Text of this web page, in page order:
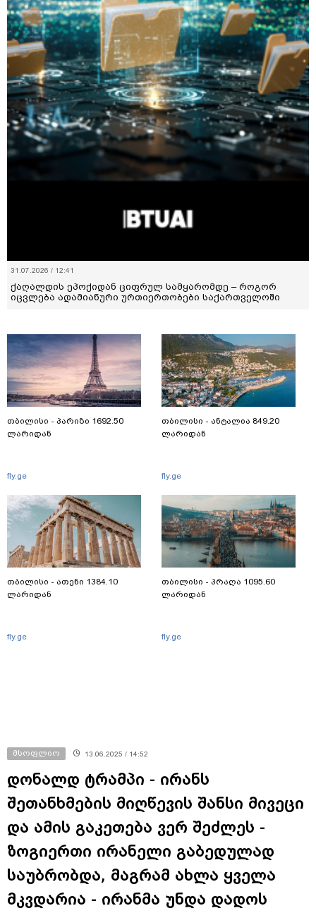
31.07.2026 / 12:41
ქაღალდის ეპოქიდან ციფრულ სამყარომდე – როგორ
იცვლება ადამიანური ურთიერთობები საქართველოში
თბილისი - პარიზი 1692.50
ლარიდან
fly.ge
თბილისი - ათენი 1384.10
ლარიდან
fly.ge
თბილისი - ანტალია 849.20
ლარიდან
fly.ge
თბილისი - პრაღა 1095.60
ლარიდან
fly.ge
მსოფლიო 13.06.2025 / 14:52
დონალდ ტრამპი - ირანს
შეთანხმების მიღწევის შანსი მივეცი
და ამის გაკეთება ვერ შეძლეს -
ზოგიერთი ირანელი გაბედულად
საუბრობდა, მაგრამ ახლა ყველა
მკვდარია - ირანმა უნდა დადოს